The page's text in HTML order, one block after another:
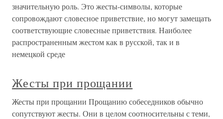
значительную роль. Это жесты-символы, которые
сопровождают словесное приветствие, но могут замещать
соответствующие словесные приветствия. Наиболее
распространенным жестом как в русской, так и в
немецкой среде
Жесты при прощании
Жесты при прощании Прощанию собеседников обычно
сопутствуют жесты. Они в целом соотносительны с теми,